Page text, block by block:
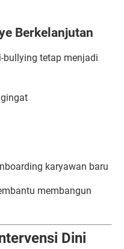
Berkelanjutan
bullying tetap menjadi
karyawan baru
membangun
Dini